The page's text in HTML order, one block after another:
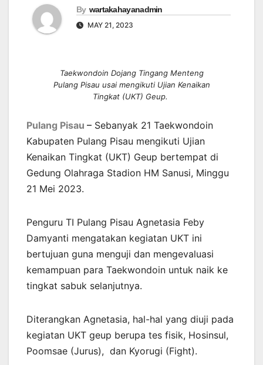
By wartakahayanadmin
MAY 21, 2023
Taekwondoin Dojang Tingang Menteng
Pulang Pisau usai mengikuti Ujian Kenaikan
Tingkat (UKT) Geup.
Pulang Pisau – Sebanyak 21 Taekwondoin
Kabupaten Pulang Pisau mengikuti Ujian
Kenaikan Tingkat (UKT) Geup bertempat di
Gedung Olahraga Stadion HM Sanusi, Minggu
21 Mei 2023.
Penguru TI Pulang Pisau Agnetasia Feby
Damyanti mengatakan kegiatan UKT ini
bertujuan guna menguji dan mengevaluasi
kemampuan para Taekwondoin untuk naik ke
tingkat sabuk selanjutnya.
Diterangkan Agnetasia, hal-hal yang diuji pada
kegiatan UKT geup berupa tes fisik, Hosinsul,
Poomsae (Jurus), dan Kyorugi (Fight).